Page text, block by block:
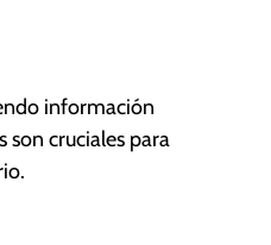
información
son cruciales para